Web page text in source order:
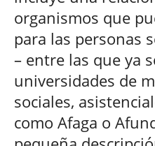
organismos que
para las personas
– entre las que ya
universidades de
sociales,
como Afaga o